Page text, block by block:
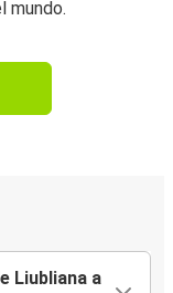
mundo.
Liubliana a